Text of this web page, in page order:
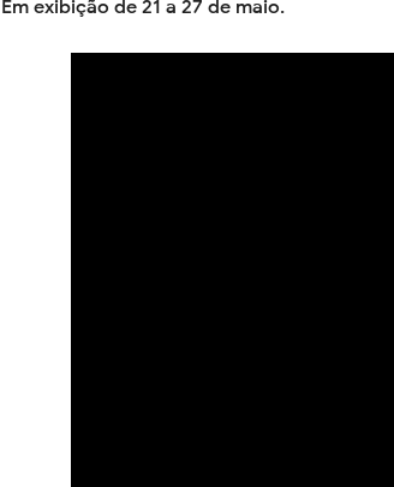
Em exibição de 21 a 27 de maio.